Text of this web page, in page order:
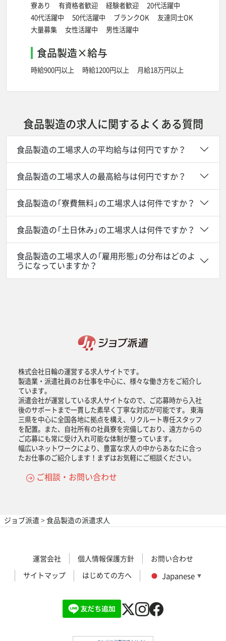
寮あり 有資格者歓迎 経験者歓迎
20代活躍中
40代活躍中
50代活躍中 ブランクOK
友達同士OK
大量募集
女性活躍中 男性活躍中
食品製造×給与
時給900円以上 時給1200円以上 月給18万円以上
食品製造の求人に関するよくある質問
食品製造の工場求人の平均給与は何円ですか？
食品製造の工場求人の最高給与は何円ですか？
食品製造の「寮費無料」の工場求人は何件ですか？
食品製造の「土日休み」の工場求人は何件ですか？
食品製造の工場求人の「雇用形態」の分布はどのよ
うになっていますか？
株式会社日輪の運営する求人サイトです。
製造業・派遣社員のお仕事を中心に、様々な働き方をご紹介し
ています。
派遣会社が運営している求人サイトなので、ご応募時から入社
後のサポートまで一貫した素早く丁寧な対応が可能です。 東海
三県を中心に全国各地に拠点を構え、リクルート専任スタッフ
を配置。また、自社所有の社員寮を完備しており、遠方からの
ご応募にも常に受け入れ可能な体制が整っています。
幅広いネットワークにより、豊富な求人の中からあなたに合っ
たお仕事のご紹介します！まずはお気軽にご相談ください。
ご相談・お問い合わせ
ジョブ派遣>食品製造の派遣求人
運営会社 個人情報保護方針
お問い合わせ
サイトマップ
はじめての方へ Japanese ▼